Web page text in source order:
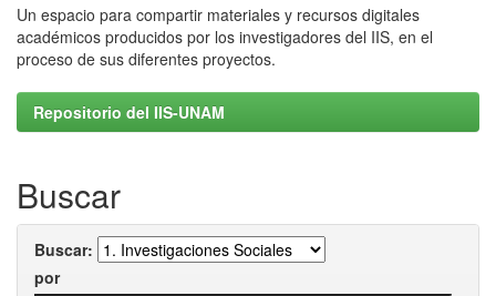
Un espacio para compartir materiales y recursos digitales
académicos producidos por los investigadores del IIS, en el
proceso de sus diferentes proyectos.
Repositorio del IIS-UNAM
Buscar
Buscar:
por